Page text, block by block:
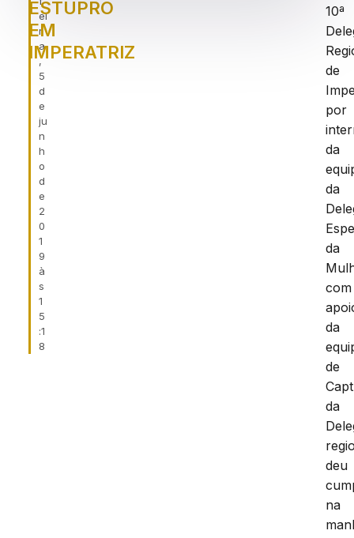
ei
r
a
,
5
d
e
ju
n
h
o
d
e
2
0
1
9
à
s
1
5
:1
8
ESTUPRO
EM
IMPERATRIZ
10ª
de
por
da
da
da
com
da
de
da
deu
na